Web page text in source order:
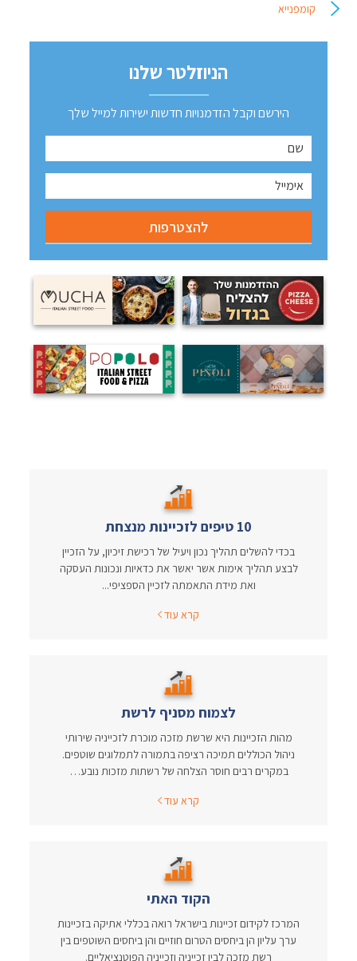
קומפנייא
הניוזלטר שלנו
הירשם וקבל הזדמנויות חדשות ישירות למייל שלך
10 טיפים לזכיינות מנצחת
בכדי להשלים תהליך נכון ויעיל של רכישת זיכיון, על הזכיין
לבצע תהליך אימות אשר יאשר את כדאיות ונכונות העסקה
ואת מידת התאמתה לזכיין הספציפי...
קרא עוד
לצמוח מסניף לרשת
מהות הזכיינות היא שרשת מזכה מוכרת לזכייניה שירותי
ניהול הכוללים תמיכה רציפה בתמורה לתמלוגים שוטפים.
במקרים רבים חוסר הצלחה של רשתות מזכות נובע…
קרא עוד
הקוד האתי
המרכז לקידום זכיינות בישראל רואה בכללי אתיקה בזכיינות
ערך עליון הן ביחסים הטרום חוזיים והן ביחסים השוטפים בין
רשת מזכה לבין זכייניה וזכייניה הפוטנציאליים.